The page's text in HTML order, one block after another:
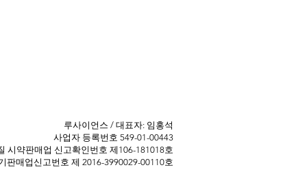
​루사이언스 / 대표자: 임홍석
사업자 등록번호 549-01-00443
시약판매업 신고확인번호 제106-181018호
판매업신고번호 제 2016-3990029-00110호